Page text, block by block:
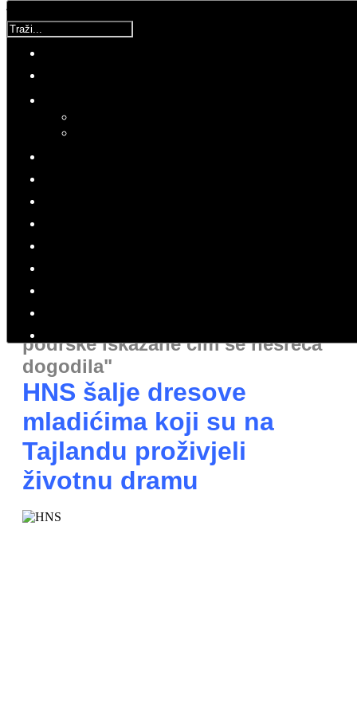
Traži...
Molimo ocijenite
Srijeda, 18 Srpanj 2018 19:51
PRESS
HNS
"HNS daruje dresove u znak
pažnje za tešku situaciju koju su
proživjeli, kao nastavak pružene
podrške iskazane čim se nesreća
dogodila"
HNS šalje dresove
mladićima koji su na
Tajlandu proživjeli
životnu dramu